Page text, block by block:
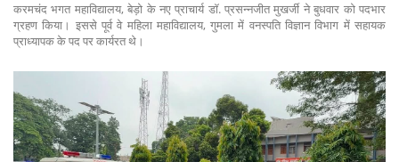
करमचंद भगत महाविद्यालय, बेड़ो के नए प्राचार्य डॉ. प्रसन्नजीत मुखर्जी ने बुधवार को पदभार
ग्रहण किया। इससे पूर्व वे महिला महाविद्यालय, गुमला में वनस्पति विज्ञान विभाग में सहायक
प्राध्यापक के पद पर कार्यरत थे।